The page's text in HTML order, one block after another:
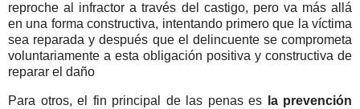
reproche al infractor a través del castigo, pero va más allá
en una forma constructiva, intentando primero que la víctima
sea reparada y después que el delincuente se comprometa
voluntariamente a esta obligación positiva y constructiva de
reparar el daño
Para otros, el fin principal de las penas es
la prevención